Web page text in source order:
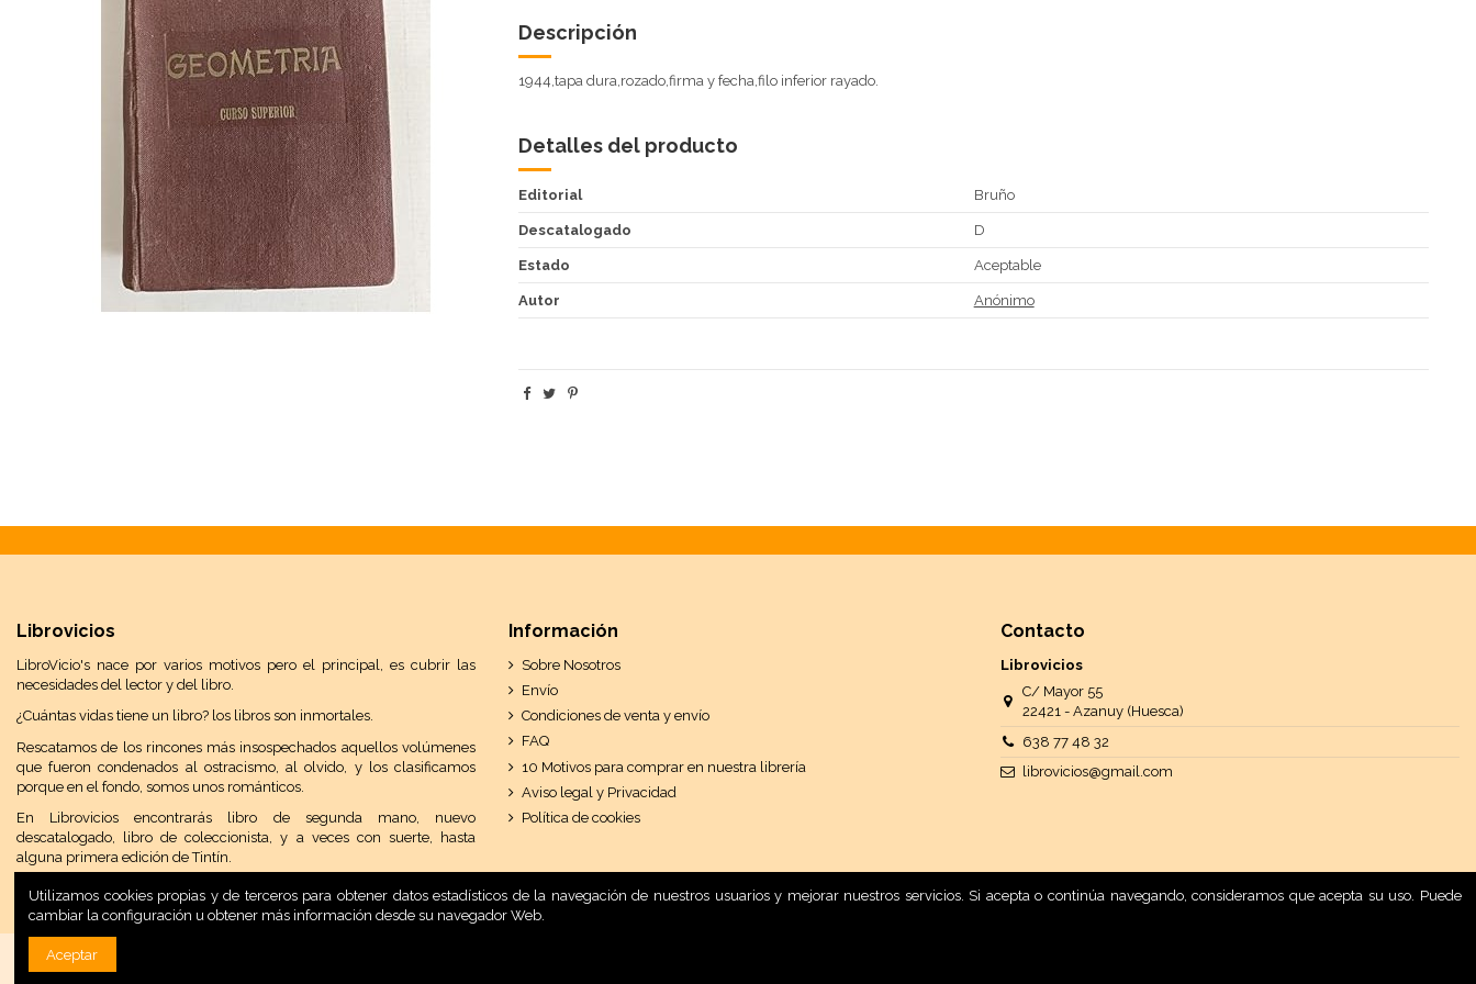
Descripción
1944,tapa dura,rozado,firma y fecha,filo inferior rayado.
Detalles del producto
Editorial Bruño
Descatalogado D
Estado Aceptable
Autor Anónimo
Librovicios
LibroVicio's nace por varios motivos pero el principal, es cubrir las
necesidades del lector y del libro.
¿Cuántas vidas tiene un libro? los libros son inmortales.
Rescatamos de los rincones más insospechados aquellos volúmenes
que fueron condenados al ostracismo, al olvido, y los clasificamos
porque en el fondo, somos unos románticos.
En Librovicios encontrarás libro de segunda mano, nuevo
descatalogado, libro de coleccionista, y a veces con suerte, hasta
alguna primera edición de Tintín.
Información
Sobre Nosotros
Envío
Condiciones de venta y envío
FAQ
10 Motivos para comprar en nuestra librería
Aviso legal y Privacidad
Política de cookies
Contacto
Librovicios
C/ Mayor 55
22421 - Azanuy (Huesca)
638 77 48 32
librovicios@gmail.com
Desarrollo Web:
Utilizamos cookies propias y de terceros para obtener datos estadísticos de la navegación de nuestros usuarios y mejorar nuestros servicios. Si acepta o continúa navegando, consideramos que acepta su uso. Puede
cambiar la configuración u obtener más información desde su navegador Web.
Aceptar